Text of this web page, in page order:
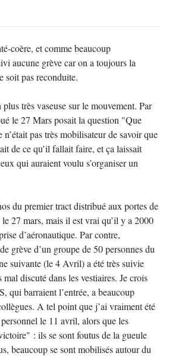
coère, et comme beaucoup
aucune grève car on a toujours la
soit pas reconduite.
très vaseuse sur le mouvement. Par
le 27 Mars posait la question "Que
pas très mobilisateur de savoir que
de ce qu’il fallait faire, et ça laissait
qui auraient voulu s’organiser un
du premier tract distribué aux portes de
27 mars, mais il est vrai qu’il y a 2000
d’aéronautique. Par contre,
grève d’un groupe de 50 personnes du
suivante (le 4 Avril) a été très suivie
discuté dans les vestiaires. Je crois
qui barraient l’entrée, a beaucoup
A tel point que j’ai vraiment été
le 11 avril, alors que les
: ils se sont foutus de la gueule
beaucoup se sont mobilisés autour du